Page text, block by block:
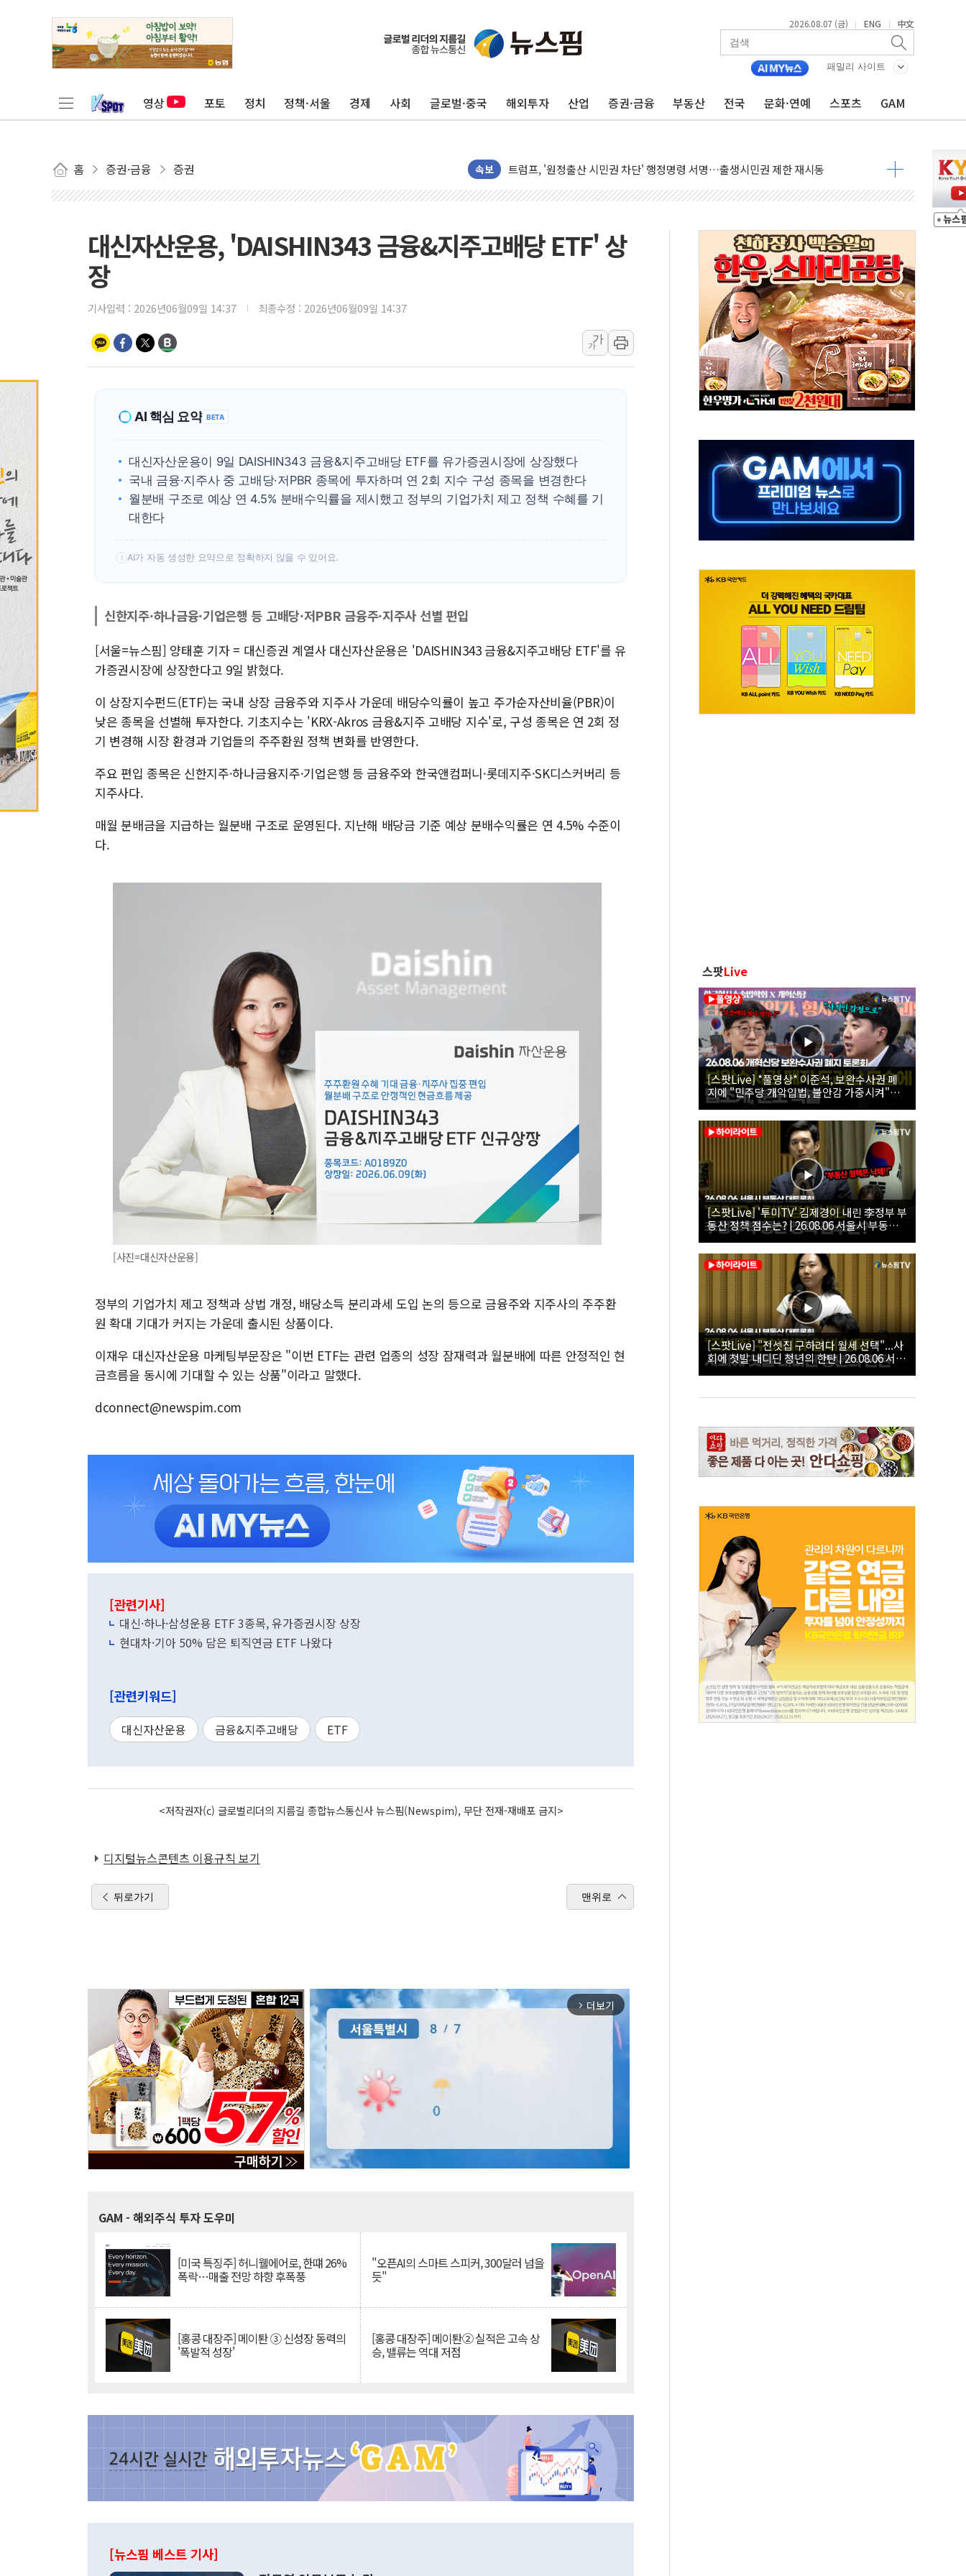
2026.08.07 (금) | ENG | 中文
패밀리 사이트
영상 포토 정치 정책·서울 경제 사회 글로벌·중국 해외투자 산업 증권·금융 부동산 전국 문화·연예 스포츠 GAM
홈 증권·금융 증권 속보
[뉴스핌 이 시각 PICK] 李, 오늘 부동산 2차 회의 外
카드사 고객 유입 창구 된 '트래블카드'…휴가철 넘어 장기 고객 묶는다
트럼프, 폴리실리콘·태양광에 15% 관세…한국 등엔 '합산 상한' 적용
[채권/외환] 국제유가 급등에 미 국채금리·달러 동반 상승…시장, 美 고용지표 촉각
트럼프 "이란전 조만간 끝날 것"…군수품 부족설 일축 "막대한 무기 보유"
현대리바트, 원가 개선으로 실적 방어…다음 과제는 '외형 확대'
세금 부담 커진 고가 1주택자…맞교환·재매수·다운사이징 '저울질'
[금/유가] 이란의 호르무즈 해협 통항 제한 검토에 유가 3% 급등…금값 보합
뉴욕증시, 유가·금리 부담에 하락…다우 5거래일 랠리 '마침표'
이란, 오만과 호르무즈 해협 재개방 합의 막바지.."美와 직접 협상 없어"
[민주 당권주자 일정] 송영길·정청래·김민석 후보 - 8월 7일
李대통령, 오늘 오후 2시 부동산정책 2차 점검회의…주택 공급 대책 막바지 조율
[오늘의 정치일정] 8월 7일(금)
[오늘의 국회일정] 상임위·세미나·기자회견·주요 정당 - 8월 7일
이란, 美·이스라엘 선박 호르무즈 통항 제한 추진…美 "통행 막을 권한 없어"
리투아니아 국방 "러, 우크라 드론으로 나토 회원국 공격 검토… 거짓 깃발 작전"
대신자산운용, 'DAISHIN343 금융&지주고배당 ETF' 상
장
기사입력 : 2026년06월09일 14:37 최종수정 : 2026년06월09일 14:37
가
가
AI 핵심 요약 BETA
대신자산운용이 9일 DAISHIN343 금융&지주고배당 ETF를 유가증권시장에 상장했다
국내 금융·지주사 중 고배당·저PBR 종목에 투자하며 연 2회 지수 구성 종목을 변경한다
월분배 구조로 예상 연 4.5% 분배수익률을 제시했고 정부의 기업가치 제고 정책 수혜를 기
대한다
! AI가 자동 생성한 요약으로 정확하지 않을 수 있어요.
신한지주·하나금융·기업은행 등 고배당·저PBR 금융주·지주사 선별 편입
[서울=뉴스핌] 양태훈 기자 = 대신증권 계열사 대신자산운용은 'DAISHIN343 금융&지주고배당 ETF'를 유
가증권시장에 상장한다고 9일 밝혔다.
이 상장지수펀드(ETF)는 국내 상장 금융주와 지주사 가운데 배당수익률이 높고 주가순자산비율(PBR)이
낮은 종목을 선별해 투자한다. 기초지수는 'KRX-Akros 금융&지주 고배당 지수'로, 구성 종목은 연 2회 정
기 변경해 시장 환경과 기업들의 주주환원 정책 변화를 반영한다.
주요 편입 종목은 신한지주·하나금융지주·기업은행 등 금융주와 한국앤컴퍼니·롯데지주·SK디스커버리 등
지주사다.
매월 분배금을 지급하는 월분배 구조로 운영된다. 지난해 배당금 기준 예상 분배수익률은 연 4.5% 수준이
다.
[사진=대신자산운용]
정부의 기업가치 제고 정책과 상법 개정, 배당소득 분리과세 도입 논의 등으로 금융주와 지주사의 주주환
원 확대 기대가 커지는 가운데 출시된 상품이다.
이재우 대신자산운용 마케팅부문장은 "이번 ETF는 관련 업종의 성장 잠재력과 월분배에 따른 안정적인 현
금흐름을 동시에 기대할 수 있는 상품"이라고 말했다.
dconnect@newspim.com
[관련기사]
대신·하나·삼성운용 ETF 3종목, 유가증권시장 상장
현대차·기아 50% 담은 퇴직연금 ETF 나왔다
[관련키워드]
대신자산운용 금융&지주고배당 ETF
<저작권자(c) 글로벌리더의 지름길 종합뉴스통신사 뉴스핌(Newspim), 무단 전재-재배포 금지>
디지털뉴스콘텐츠 이용규칙 보기
뒤로가기 맨위로
arrow_forward_ios 더보기
GAM - 해외주식 투자 도우미
[미국 특징주] 허니웰에어로, 한떄 26%
폭락…매출 전망 하향 후폭풍
"오픈AI의 스마트 스피커, 300달러 넘을
듯"
[홍콩 대장주] 메이퇀 ③ 신성장 동력의
'폭발적 성장'
[홍콩 대장주] 메이퇀② 실적은 고속 상
승, 밸류는 역대 저점
[뉴스핌 베스트 기사]
스팟Live
[스팟Live] *풀영상* 이준석, 보완수사권 폐
지에 "민주당 개악입법, 불안감 가중시켜"｜
26.08.06 개혁신당 보완수사권 폐지 토론회
[스팟Live] '투미TV' 김제경이 내린 李정부 부
동산 정책 점수는? | 26.08.06 서울시 부동산
대토론회
[스팟Live] "전셋집 구하려다 월세 선택"...사
회에 첫발 내디딘 청년의 한탄 | 26.08.06 서울
시 부동산 대토론회